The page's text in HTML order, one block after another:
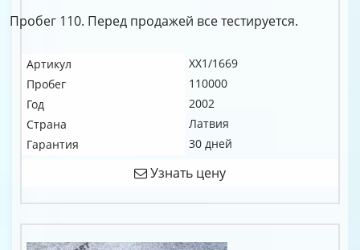
Пробег 110. Перед продажей все тестируется.
Артикул
XX1/1669
Пробег
110000
Год
2002
Страна
Латвия
Гарантия
30 дней
Узнать цену